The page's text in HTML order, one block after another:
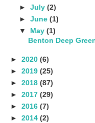
► July (2)
► June (1)
▼ May (1)
Benton Deep
► 2020 (6)
► 2019 (25)
► 2018 (87)
► 2017 (29)
► 2016 (7)
► 2014 (2)